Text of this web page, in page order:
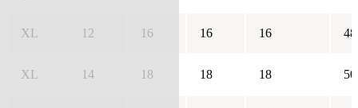
XL 12 16 16 16 48
XL 14 18 18 18 50